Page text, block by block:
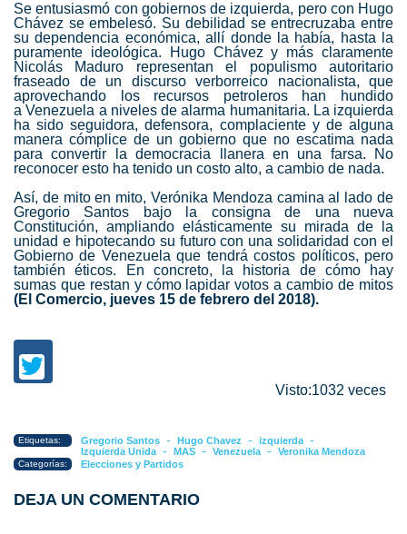
Se entusiasmó con gobiernos de izquierda, pero con Hugo
Chávez se embelesó. Su debilidad se entrecruzaba entre
su dependencia económica, allí donde la había, hasta la
puramente ideológica. Hugo Chávez y más claramente
Nicolás Maduro representan el populismo autoritario
fraseado de un discurso verborreico nacionalista, que
aprovechando los recursos petroleros han hundido
aVenezuela a niveles de alarma humanitaria. La izquierda
ha sido seguidora, defensora, complaciente y de alguna
manera cómplice de un gobierno que no escatima nada
para convertir la democracia llanera en una farsa. No
reconocer esto ha tenido un costo alto, a cambio de nada.
Así, de mito en mito, Verónika Mendoza camina al lado de
Gregorio Santos bajo la consigna de una nueva
Constitución, ampliando elásticamente su mirada de la
unidad e hipotecando su futuro con una solidaridad con el
Gobierno de Venezuela que tendrá costos políticos, pero
también éticos. En concreto, la historia de cómo hay
sumas que restan y cómo lapidar votos a cambio de mitos
(El Comercio, jueves 15 de febrero del 2018).
Visto:1032 veces
Etiquetas: Gregorio Santos - Hugo Chavez - izquierda -
Izquierda Unida - MAS - Venezuela - Veronika Mendoza
Categorías: Elecciones y Partidos
DEJA UN COMENTARIO